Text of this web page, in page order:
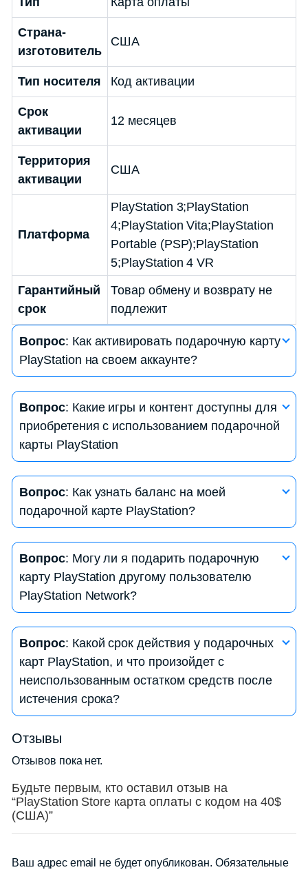
Страна-
изготовитель
США
Тип носителя Код активации
Срок
активации
12 месяцев
Территория
активации
США
Платформа
PlayStation 3;PlayStation
4;PlayStation Vita;PlayStation
Portable (PSP);PlayStation
5;PlayStation 4 VR
Гарантийный
срок
Товар обмену и возврату не
подлежит
Вопрос: Как активировать подарочную карту
PlayStation на своем аккаунте?
Ответ: Для активации подарочной карты
PlayStation на своем аккаунте, вам нужно:
— Зайти в свой аккаунт PlayStation Network
(PSN).
— Выбрать «Использовать код» или «Пополнить
баланс».
— Ввести код с вашей подарочной карты.
— Подтвердить операцию, и баланс будет
пополнен.
Вопрос: Какие игры и контент доступны для
приобретения с использованием подарочной
карты PlayStation
Ответ: С помощью подарочной карты
PlayStation вы можете приобрести игры,
дополнительный контент, виртуальные товары, а
Выбор зависит от доступных продуктов в
PlayStation Store.
Вопрос: Как узнать баланс на моей
подарочной карте PlayStation?
Ответ: Для проверки баланса на вашей
подарочной карте PlayStation, выполните
следующие шаги:
— Зайдите в свой аккаунт PSN.
«Бумажник».
— Выберите «История транзакций» или «Баланс
счета», чтобы увидеть текущий баланс.
Вопрос: Могу ли я подарить подарочную
карту PlayStation другому пользователю
PlayStation Network?
Ответ: Да, вы можете подарить подарочную
карту PlayStation другому пользователю PSN.
Для этого вам нужно сообщить им код с карты.
Они могут активировать карту на своем аккаунте
и использовать средства для покупок.
Вопрос: Какой срок действия у подарочных
карт PlayStation, и что произойдет с
неиспользованным остатком средств после
истечения срока?
Ответ: Срок действия подарочных карт
срока, средства на карте становятся
недоступными, и они не могут быть
восстановлены. Убедитесь в том, что
Отзывы
Отзывов пока нет.
Будьте первым, кто оставил отзыв на
“PlayStation Store карта оплаты с кодом на 40$
(США)”
Ваш адрес email не будет опубликован. Обязательные